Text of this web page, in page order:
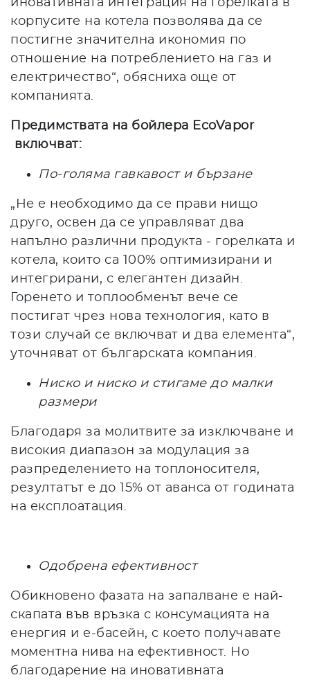
иновативната интеграция на горелката в
корпусите на котела позволява да се
постигне значителна икономия по
отношение на потреблението на газ и
електричество“, обясниха още от
компанията.
Предимствата на бойлера EcoVapor
включват:
По-голяма гавкавост и бързане
„Не е необходимо да се прави нищо
друго, освен да се управляват два
напълно различни продукта - горелката и
котела, които са 100% оптимизирани и
интегрирани, с елегантен дизайн.
Горенето и топлообменът вече се
постигат чрез нова технология, като в
този случай се включват и два елемента“,
уточняват от българската компания.
Ниско и ниско и стигаме до малки
размери
Благодаря за молитвите за изключване и
високия диапазон за модулация за
разпределението на топлоносителя,
резултатът е до 15% от аванса от годината
на експлоатация.
Одобрена ефективност
Обикновено фазата на запалване е най-
скапата във връзка с консумацията на
енергия и е-басейн, с което получавате
моментна нива на ефективност. Но
благодарение на иновативната